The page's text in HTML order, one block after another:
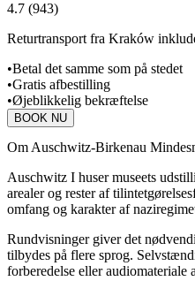
4.7 (943)
Returtransport fra Kraków
•Betal det samme som på stedet
•Gratis afbestilling
•Øjeblikkelig bekræftelse
BOOK NU
Om Auschwitz-Birkenau
Auschwitz I huser museets
arealer og rester af
omfang og karakter af
Rundvisninger giver det
tilbydes på flere sprog.
forberedelse eller audiomateriale